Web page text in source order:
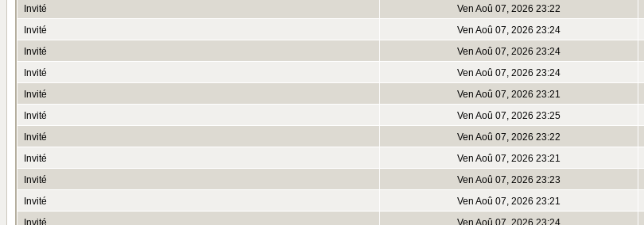
Invité
Ven Aoû 07, 2026 23:22
Invité
Ven Aoû 07, 2026 23:24
Invité
Ven Aoû 07, 2026 23:24
Invité
Ven Aoû 07, 2026 23:24
Invité
Ven Aoû 07, 2026 23:21
Invité
Ven Aoû 07, 2026 23:25
Invité
Ven Aoû 07, 2026 23:22
Invité
Ven Aoû 07, 2026 23:21
Invité
Ven Aoû 07, 2026 23:23
Invité
Ven Aoû 07, 2026 23:21
Invité
Ven Aoû 07, 2026 23:24